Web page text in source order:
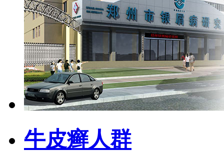
牛皮癣人群